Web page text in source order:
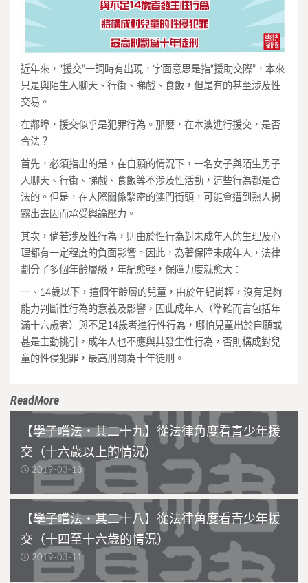
近年來，“援交”一詞時有出現，字面意思是指“援助交際”，本來
只是與陌生人聊天、行街、睇戲、食飯，但是有的甚至涉及性
交易。
在鄰埠，援交似乎是犯罪行為。那麼，在本澳進行援交，是否
合法？
首先，必須指出的是，在自願的情況下，一名女子與陌生男子
人聊天、行街、睇戲、食飯等不涉及性活動，這些行為都是合
法的。但是，在人際關係緊密的澳門街頭，可能會遭到熟人揭
露出去因而承受輿論壓力。
其次，倘若涉及性行為，則由於性行為對未成年人的生理及心
理都有一定程度的負面影響。因此，為著保障未成年人，法律
劃分了多個年齡層級，年紀愈輕，保障力度就愈大：
一、14歲以下，這個年齡層的兒童，由於年紀尚輕，沒有足夠
能力判斷性行為的意義及影響，因此成年人（準確而言包括年
滿十六歲者）與不足14歲者進行性行為，哪怕兒童出於自願或
甚是主動挑引，成年人也不應與其發生性行為，否則構成對兒
童的性侵犯罪，最高刑罰為十年徒刑。
ReadMore
【學子嚐法・其二十九】從法律角度看青少年援
交（十六歲以上的情況）
2019-03-18
【學子嚐法・其二十八】從法律角度看青少年援
交（十四至十六歲的情況）
2019-03-11